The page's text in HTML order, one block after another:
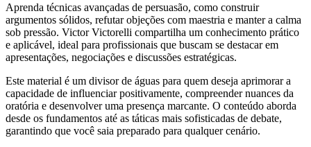
Aprenda técnicas avançadas de persuasão, como construir
argumentos sólidos, refutar objeções com maestria e manter a calma
sob pressão. Victor Victorelli compartilha um conhecimento prático
e aplicável, ideal para profissionais que buscam se destacar em
apresentações, negociações e discussões estratégicas.
Este material é um divisor de águas para quem deseja aprimorar a
capacidade de influenciar positivamente, compreender nuances da
oratória e desenvolver uma presença marcante. O conteúdo aborda
desde os fundamentos até as táticas mais sofisticadas de debate,
garantindo que você saia preparado para qualquer cenário.